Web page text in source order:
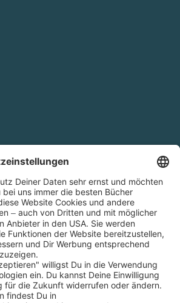
(Affiliate)
ab 9,00 € Bestellwert innerhalb